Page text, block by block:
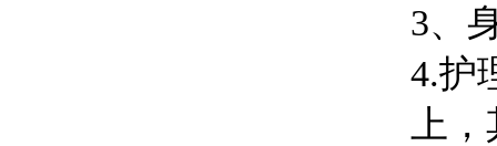
3、
4.护
上